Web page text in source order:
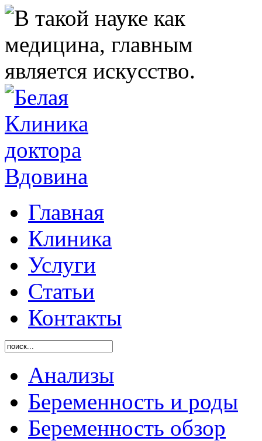
Главная
Клиника
Услуги
Статьи
Контакты
Анализы
Беременность и роды
Беременность обзор